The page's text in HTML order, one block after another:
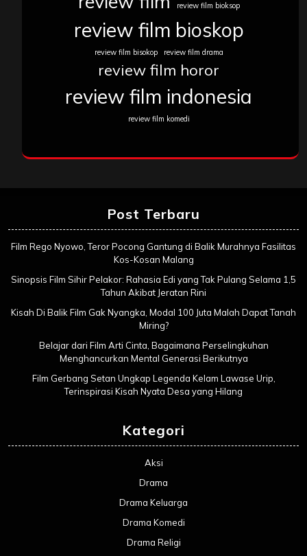
review film bioksop
review film bioskop
review film bisokop review film drama
review film horor
review film indonesia
review film komedi
Post Terbaru
Film Rego Nyowo, Teror Pocong Gantung di Balik Murahnya Fasilitas
Kos-Kosan Malang
Sinopsis Film Sihir Pelakor: Rahasia Edi yang Tak Pulang Selama 1,5
Tahun Akibat Jeratan Rini
Kisah Di Balik Film Gak Nyangka, Modal 100 Juta Malah Dapat Tanah
Miring?
Belajar dari Film Arti Cinta, Bagaimana Perselingkuhan
Menghancurkan Mental Generasi Berikutnya
Film Gerbang Setan Ungkap Legenda Kelam Lawase Urip,
Terinspirasi Kisah Nyata Desa yang Hilang
Kategori
Aksi
Drama
Drama Keluarga
Drama Komedi
Drama Religi